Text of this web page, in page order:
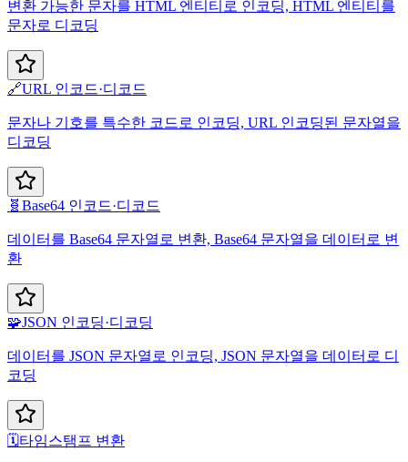
변환 가능한 문자를 HTML 엔티티로 인코딩, HTML 엔티티를
문자로 디코딩
🔗URL 인코드·디코드
문자나 기호를 특수한 코드로 인코딩, URL 인코딩된 문자열을
디코딩
🧬 Base64 인코드·디코드
데이터를 Base64 문자열로 변환, Base64 문자열을 데이터로 변
환
🧩JSON 인코딩·디코딩
데이터를 JSON 문자열로 인코딩, JSON 문자열을 데이터로 디
코딩
🗓️타임스탬프 변환